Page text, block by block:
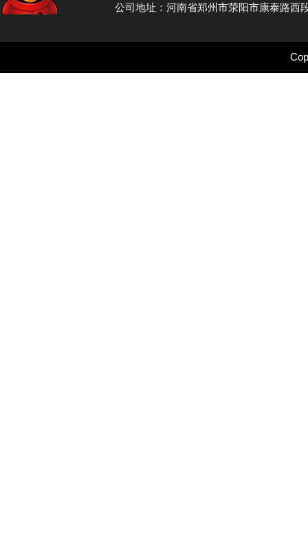
公司地址：河南省郑州市荥阳市康泰路西